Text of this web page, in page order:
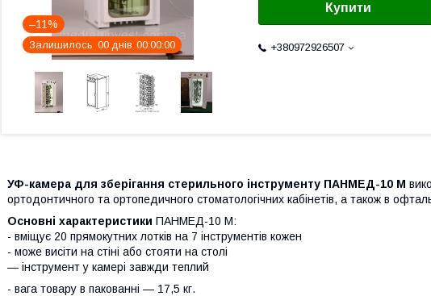
–11%
Залишилось 00 днів 00 00 00
Купити
+380972926507
УФ-камера для зберігання стерильного інструменту ПАНМЕД-10 М
ортодонтичного та ортопедичного стоматологічних кабінетів, а також в
Основні характеристики ПАНМЕД-10 М:
- вміщує 20 прямокутних лотків на 7 інструментів кожен
- може висіти на стіні або стояти на столі
— інструмент у камері завжди теплий
- вага товару в пакованні — 17,5 кг.